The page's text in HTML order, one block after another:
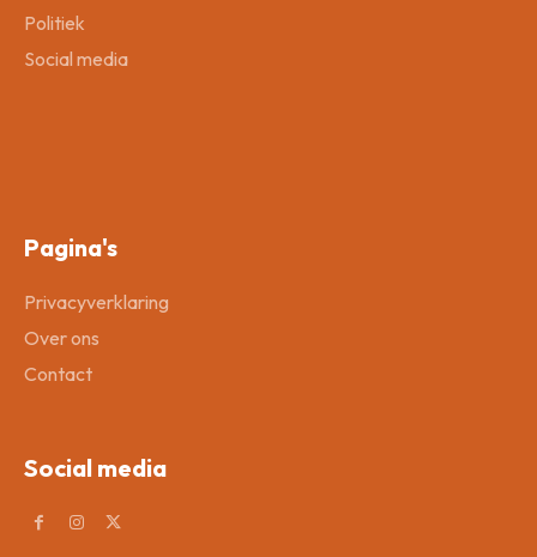
Politiek
Social media
Pagina's
Privacyverklaring
Over ons
Contact
Social media